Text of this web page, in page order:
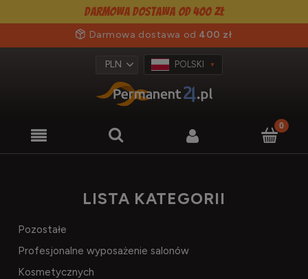
Darmowa dostawa od 400 zł
Darmowa dostawa od 400 zł
POLSKI
LISTA KATEGORII
Pozostałe
Profesjonalne wyposażenie salonów
Kosmetycznych